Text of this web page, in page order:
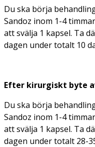
Du ska börja
Sandoz inom 1-4
att svälja 1 kapsel. Ta
dagen under totalt 10
Efter kirurgiskt byte
Du ska börja
Sandoz inom 1-4
att svälja 1 kapsel. Ta
dagen under totalt 28-